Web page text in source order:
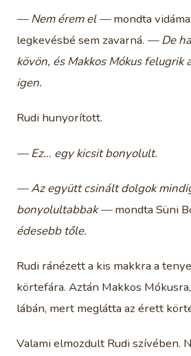
— Nem érem el —mondta
legkevésbé sem zavarná. — De
kövön, és Makkos Mókus felugrik
igen.
Rudi hunyorított.
— Ez… egy kicsit bonyolult.
— Az együtt csinált dolgok
bonyolultabbak —mondta Süni
édesebb tőle.
Rudi ránézett a kis makkra a
körtefára. Aztán Makkos
lábán, mert meglátta az érett
Valami elmozdult Rudi szívében.